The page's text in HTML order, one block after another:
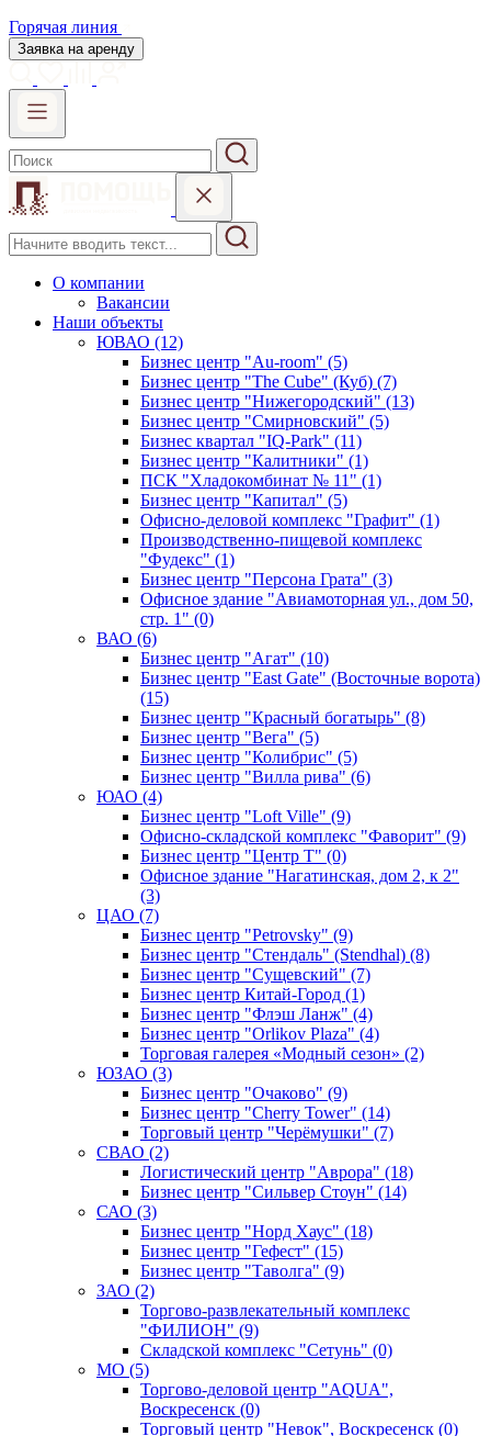
Горячая линия
Заявка на аренду
О компании
Вакансии
Наши объекты
ЮВАО (12)
Бизнес центр "Au-room" (5)
Бизнес центр "The Cube" (Куб) (7)
Бизнес центр "Нижегородский" (13)
Бизнес центр "Смирновский" (5)
Бизнес квартал "IQ-Park" (11)
Бизнес центр "Калитники" (1)
ПСК "Хладокомбинат № 11" (1)
Бизнес центр "Капитал" (5)
Офисно-деловой комплекс "Графит" (1)
Производственно-пищевой комплекс
"Фудекс" (1)
Бизнес центр "Персона Грата" (3)
Офисное здание "Авиамоторная ул., дом 50,
стр. 1" (0)
ВАО (6)
Бизнес центр "Агат" (10)
Бизнес центр "East Gate" (Восточные ворота)
(15)
Бизнес центр "Красный богатырь" (8)
Бизнес центр "Вега" (5)
Бизнес центр "Колибрис" (5)
Бизнес центр "Вилла рива" (6)
ЮАО (4)
Бизнес центр "Loft Ville" (9)
Офисно-складской комплекс "Фаворит" (9)
Бизнес центр "Центр Т" (0)
Офисное здание "Нагатинская, дом 2, к 2"
(3)
ЦАО (7)
Бизнес центр "Petrovsky" (9)
Бизнес центр "Стендаль" (Stendhal) (8)
Бизнес центр "Сущевский" (7)
Бизнес центр Китай-Город (1)
Бизнес центр "Флэш Ланж" (4)
Бизнес центр "Orlikov Plaza" (4)
Торговая галерея «Модный сезон» (2)
ЮЗАО (3)
Бизнес центр "Очаково" (9)
Бизнес центр "Cherry Tower" (14)
Торговый центр "Черёмушки" (7)
СВАО (2)
Логистический центр "Аврора" (18)
Бизнес центр "Сильвер Стоун" (14)
САО (3)
Бизнес центр "Норд Хаус" (18)
Бизнес центр "Гефест" (15)
Бизнес центр "Таволга" (9)
ЗАО (2)
Торгово-развлекательный комплекс
"ФИЛИОН" (9)
Складской комплекс "Сетунь" (0)
MO (5)
Торгово-деловой центр "AQUA",
Воскресенск (0)
Торговый центр "Невок", Воскресенск (0)